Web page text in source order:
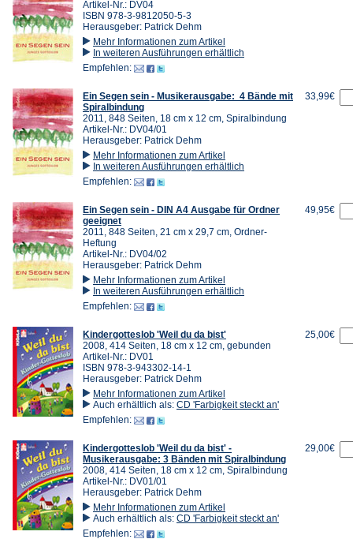
Artikel-Nr.: DV04
ISBN 978-3-9812050-5-3
Herausgeber: Patrick Dehm
Mehr Informationen zum Artikel
In weiteren Ausführungen erhältlich
Empfehlen:
Ein Segen sein - Musikerausgabe: 4 Bände mit
Spiralbindung
2011, 848 Seiten, 18 cm x 12 cm, Spiralbindung
Artikel-Nr.: DV04/01
Herausgeber: Patrick Dehm
Mehr Informationen zum Artikel
In weiteren Ausführungen erhältlich
Empfehlen:
33,99€
Ein Segen sein - DIN A4 Ausgabe für Ordner
geeignet
2011, 848 Seiten, 21 cm x 29,7 cm, Ordner-
Heftung
Artikel-Nr.: DV04/02
Herausgeber: Patrick Dehm
Mehr Informationen zum Artikel
In weiteren Ausführungen erhältlich
Empfehlen:
49,95€
Kindergotteslob 'Weil du da bist'
2008, 414 Seiten, 18 cm x 12 cm, gebunden
Artikel-Nr.: DV01
ISBN 978-3-943302-14-1
Herausgeber: Patrick Dehm
Mehr Informationen zum Artikel
Auch erhältlich als: CD 'Farbigkeit steckt an'
Empfehlen:
25,00€
Kindergotteslob 'Weil du da bist' -
Musikerausgabe: 3 Bänden mit Spiralbindung
2008, 414 Seiten, 18 cm x 12 cm, Spiralbindung
Artikel-Nr.: DV01/01
Herausgeber: Patrick Dehm
Mehr Informationen zum Artikel
Auch erhältlich als: CD 'Farbigkeit steckt an'
Empfehlen:
29,00€